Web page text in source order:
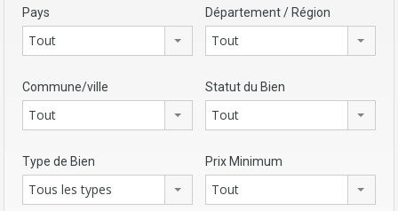
Pays
Tout
Département / Région
Tout
Commune/ville
Tout
Statut du Bien
Tout
Type de Bien
Tous les types
Prix Minimum
Tout